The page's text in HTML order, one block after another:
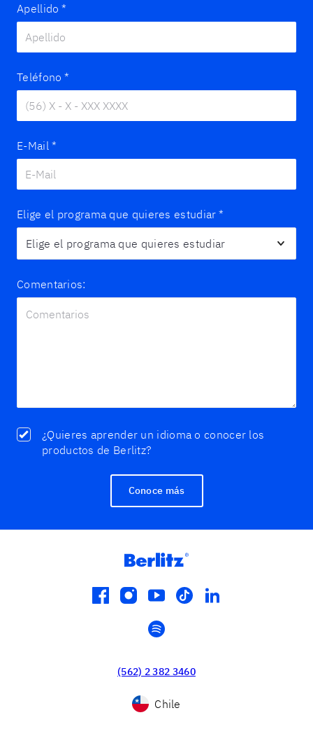
Apellido *
Teléfono *
E-Mail *
Elige el programa que quieres estudiar *
Comentarios:
¿Quieres aprender un idioma o conocer los
productos de Berlitz?
Conoce más
facebook
instagram
youtube
tiktoklinkedin
spotify
(562) 2 382 3460
Chile